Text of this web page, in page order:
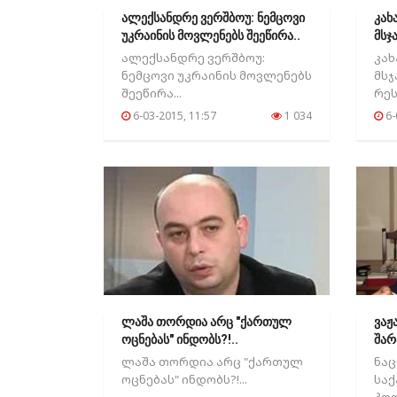
ალექსანდრე ვერშბოუ: ნემცოვი
უკრაინის მოვლენებს შეეწირა..
ალექსანდრე ვერშბოუ:
ნემცოვი უკრაინის მოვლენებს
შეეწირა...
6-03-2015, 11:57 1 034 6-
ლაშა თორდია არც "ქართულ
ოცნებას" ინდობს?!..
ლაშა თორდია არც "ქართულ
ოცნებას" ინდობს?!...